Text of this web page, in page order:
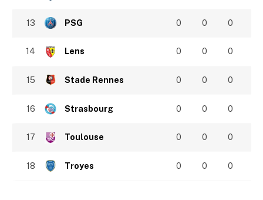
13 PSG 0 0 0
14 Lens 0 0 0
15 Stade Rennes 0 0 0
16 Strasbourg 0 0 0
17 Toulouse 0 0 0
18 Troyes 0 0 0